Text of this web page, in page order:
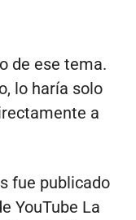
de ese tema.
lo haría solo
a
fue publicado
YouTube La